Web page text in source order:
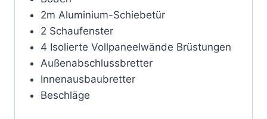
2m Aluminium-Schiebetür
2 Schaufenster
4 Isolierte Vollpaneelwände Brüstungen
Außenabschlussbretter
Innenausbaubretter
Beschläge